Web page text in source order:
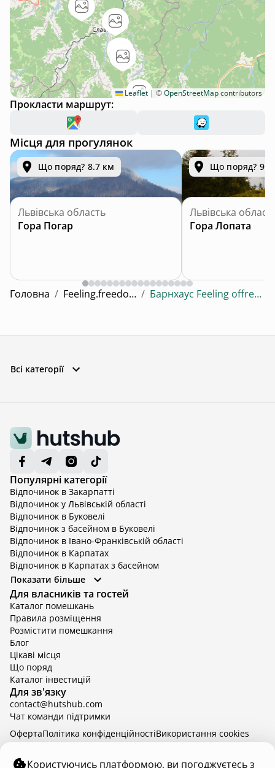
Leaflet | ©OpenStreetMapcontributors
Прокласти маршрут:
Місця для прогулянок
Що поряд? 8.7 км
Львівська область
Гора Погар
Що поряд? 9.0
Львівська
Гора Лопата
Головна / Feeling.freedom.here / Барнхаус Feeling offreedom here
Всі категорії
Популярні категорії
Відпочинок в Закарпатті
Відпочинок у Львівській області
Відпочинок в Буковелі
Відпочинок з басейном в Буковелі
Відпочинок в Івано-Франківській області
Відпочинок в Карпатах
Відпочинок в Карпатах з басейном
Відпочинок в Київській області
Відпочинок в Київській області з басейном
Відпочинок в Тернопільській області
Відпочинок у Вінницькій області
Відпочинок в Яремче
Відпочинок у Львівській області з басейном
Відпочинок з басейном в Тернопільській області
Показати більше
Для власників та гостей
Каталог помешкань
Правила розміщення
Розмістити помешкання
Блог
Цікаві місця
Що поряд
Каталог інвестицій
Для зв'язку
contact@hutshub.com
Чат команди підтримки
hutshub | ©2026
ОфертаПолітика конфіденційностіBикористання cookies
Користуючись платформою, ви погоджуєтесь з